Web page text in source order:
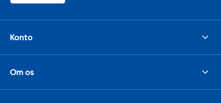
Konto
Om os